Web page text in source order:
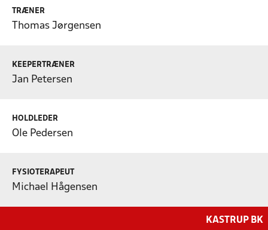
TRÆNER
Thomas Jørgensen
KEEPERTRÆNER
Jan Petersen
HOLDLEDER
Ole Pedersen
FYSIOTERAPEUT
Michael Hågensen
KASTRUP BK